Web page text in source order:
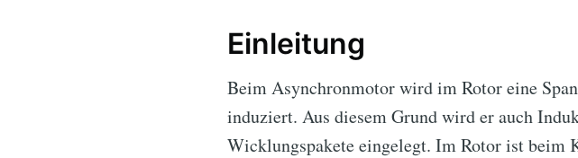
Einleitung
Beim Asynchronmotor wird im Rotor eine
induziert. Aus diesem Grund wird er auch
Wicklungspakete eingelegt. Im Rotor ist beim